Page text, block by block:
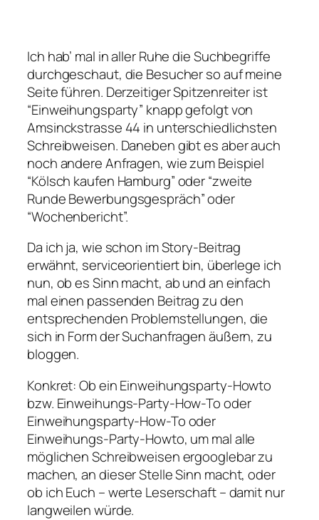
Ich hab’ mal in aller Ruhe die Suchbegriffe
durchgeschaut, die Besucher so auf meine
Seite führen. Derzeitiger Spitzenreiter ist
“Einweihungsparty” knapp gefolgt von
Amsinckstrasse 44 in unterschiedlichsten
Schreibweisen. Daneben gibt es aber auch
noch andere Anfragen, wie zum Beispiel
“Kölsch kaufen Hamburg” oder “zweite
Runde Bewerbungsgespräch” oder
“Wochenbericht”.
Da ich ja, wie schon im Story-Beitrag
erwähnt, serviceorientiert bin, überlege ich
nun, ob es Sinn macht, ab und an einfach
mal einen passenden Beitrag zu den
entsprechenden Problemstellungen, die
sich in Form der Suchanfragen äußern, zu
bloggen.
Konkret: Ob ein Einweihungsparty-Howto
bzw. Einweihungs-Party-How-To oder
Einweihungsparty-How-To oder
Einweihungs-Party-Howto, um mal alle
möglichen Schreibweisen ergooglebar zu
machen, an dieser Stelle Sinn macht, oder
ob ich Euch – werte Leserschaft – damit nur
langweilen würde.